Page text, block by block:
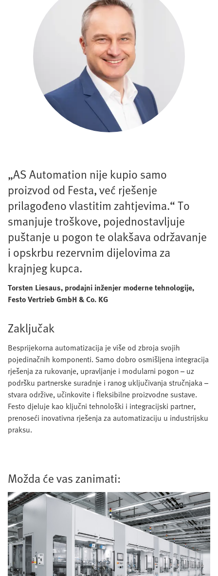
„AS Automation nije kupio samo
proizvod od Festa, već rješenje
prilagođeno vlastitim zahtjevima.“ To
smanjuje troškove, pojednostavljuje
puštanje u pogon te olakšava održavanje
i opskrbu rezervnim dijelovima za
krajnjeg kupca.
Torsten Liesaus, prodajni inženjer moderne tehnologije,
Festo Vertrieb GmbH & Co. KG
Zaključak
Besprijekorna automatizacija je više od zbroja svojih
pojedinačnih komponenti. Samo dobro osmišljena integracija
rješenja za rukovanje, upravljanje i modularni pogon – uz
podršku partnerske suradnje i ranog uključivanja stručnjaka –
stvara održive, učinkovite i fleksibilne proizvodne sustave.
Festo djeluje kao ključni tehnološki i integracijski partner,
prenoseći inovativna rješenja za automatizaciju u industrijsku
praksu.
Možda će vas zanimati: